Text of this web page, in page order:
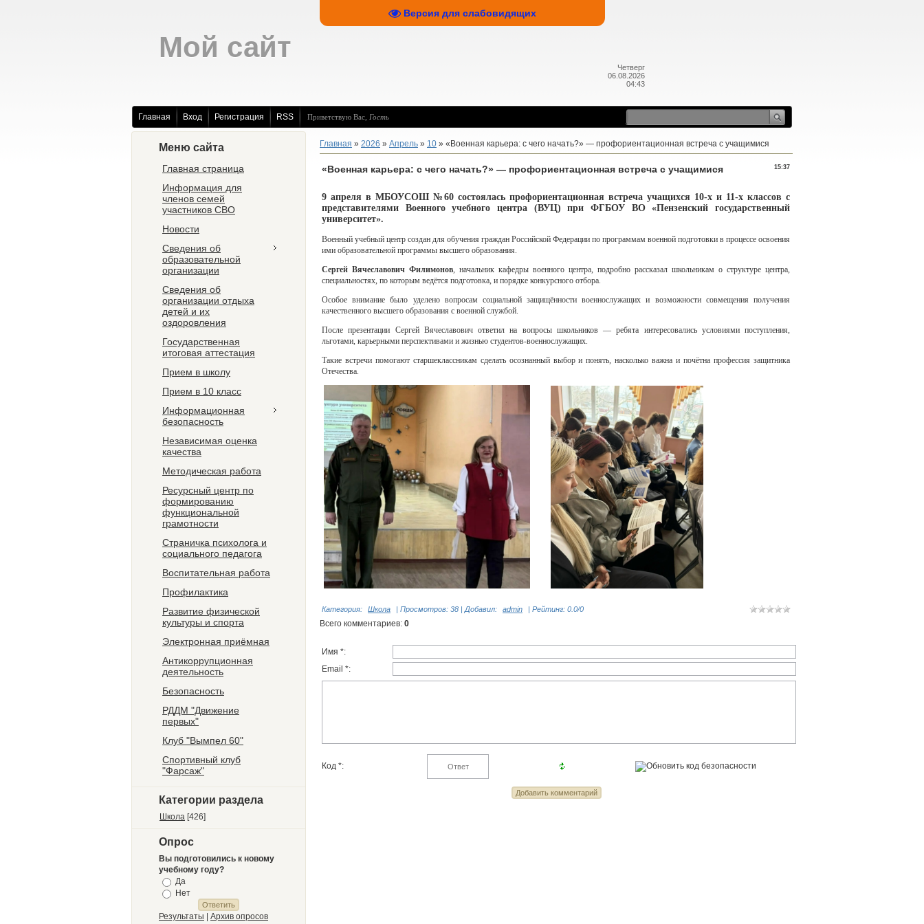
Версия для слабовидящих
Четверг
06.08.2026
04:43
Мой сайт
Главная Вход Регистрация RSS Приветствую Вас Гость
Меню сайта
Главная страница
Информация для
членов семей
участников СВО
Новости
Сведения об
образовательной
организации
Сведения об
организации отдыха
детей и их
оздоровления
Государственная
итоговая аттестация
Прием в школу
Прием в 10 класс
Информационная
безопасность
Независимая оценка
качества
Методическая работа
Ресурсный центр по
формированию
функциональной
грамотности
Страничка психолога и
социального педагога
Воспитательная работа
Профилактика
Развитие физической
культуры и спорта
Электронная приёмная
Антикоррупционная
деятельность
Безопасность
РДДМ "Движение
первых"
Клуб "Вымпел 60"
Спортивный клуб
"Фарсаж"
Категории раздела
Школа [426]
Опрос
Вы подготовились к новому
учебному году?
Да
Нет
Результаты | Архив опросов
Главная » 2026 » Апрель » 10 » «Военная карьера: с чего начать?» — профориентационная встреча с учащимися
15:37
«Военная карьера: с чего начать?» — профориентационная встреча с учащимися
9 апреля в МБОУСОШ №60 состоялась профориентационная встреча учащихся 10-х и 11-х классов с
представителями Военного учебного центра (ВУЦ) при ФГБОУ ВО «Пензенский государственный
университет».
Военный учебный центр создан для обучения граждан Российской Федерации по программам военной подготовки в процессе освоения
ими образовательной программы высшего образования.
Сергей Вячеславович Филимонов, начальник кафедры военного центра, подробно рассказал школьникам о структуре центра,
специальностях, по которым ведётся подготовка, и порядке конкурсного отбора.
Особое внимание было уделено вопросам социальной защищённости военнослужащих и возможности совмещения получения
качественного высшего образования с военной службой.
После презентации Сергей Вячеславович ответил на вопросы школьников — ребята интересовались условиями поступления,
льготами, карьерными перспективами и жизнью студентов-военнослужащих.
Такие встречи помогают старшеклассникам сделать осознанный выбор и понять, насколько важна и почётна профессия защитника
Отечества.
Категория: Школа | Просмотров: 38 | Добавил: admin | Рейтинг: 0.0/0
Всего комментариев: 0
Имя *:
Email *:
Код *: